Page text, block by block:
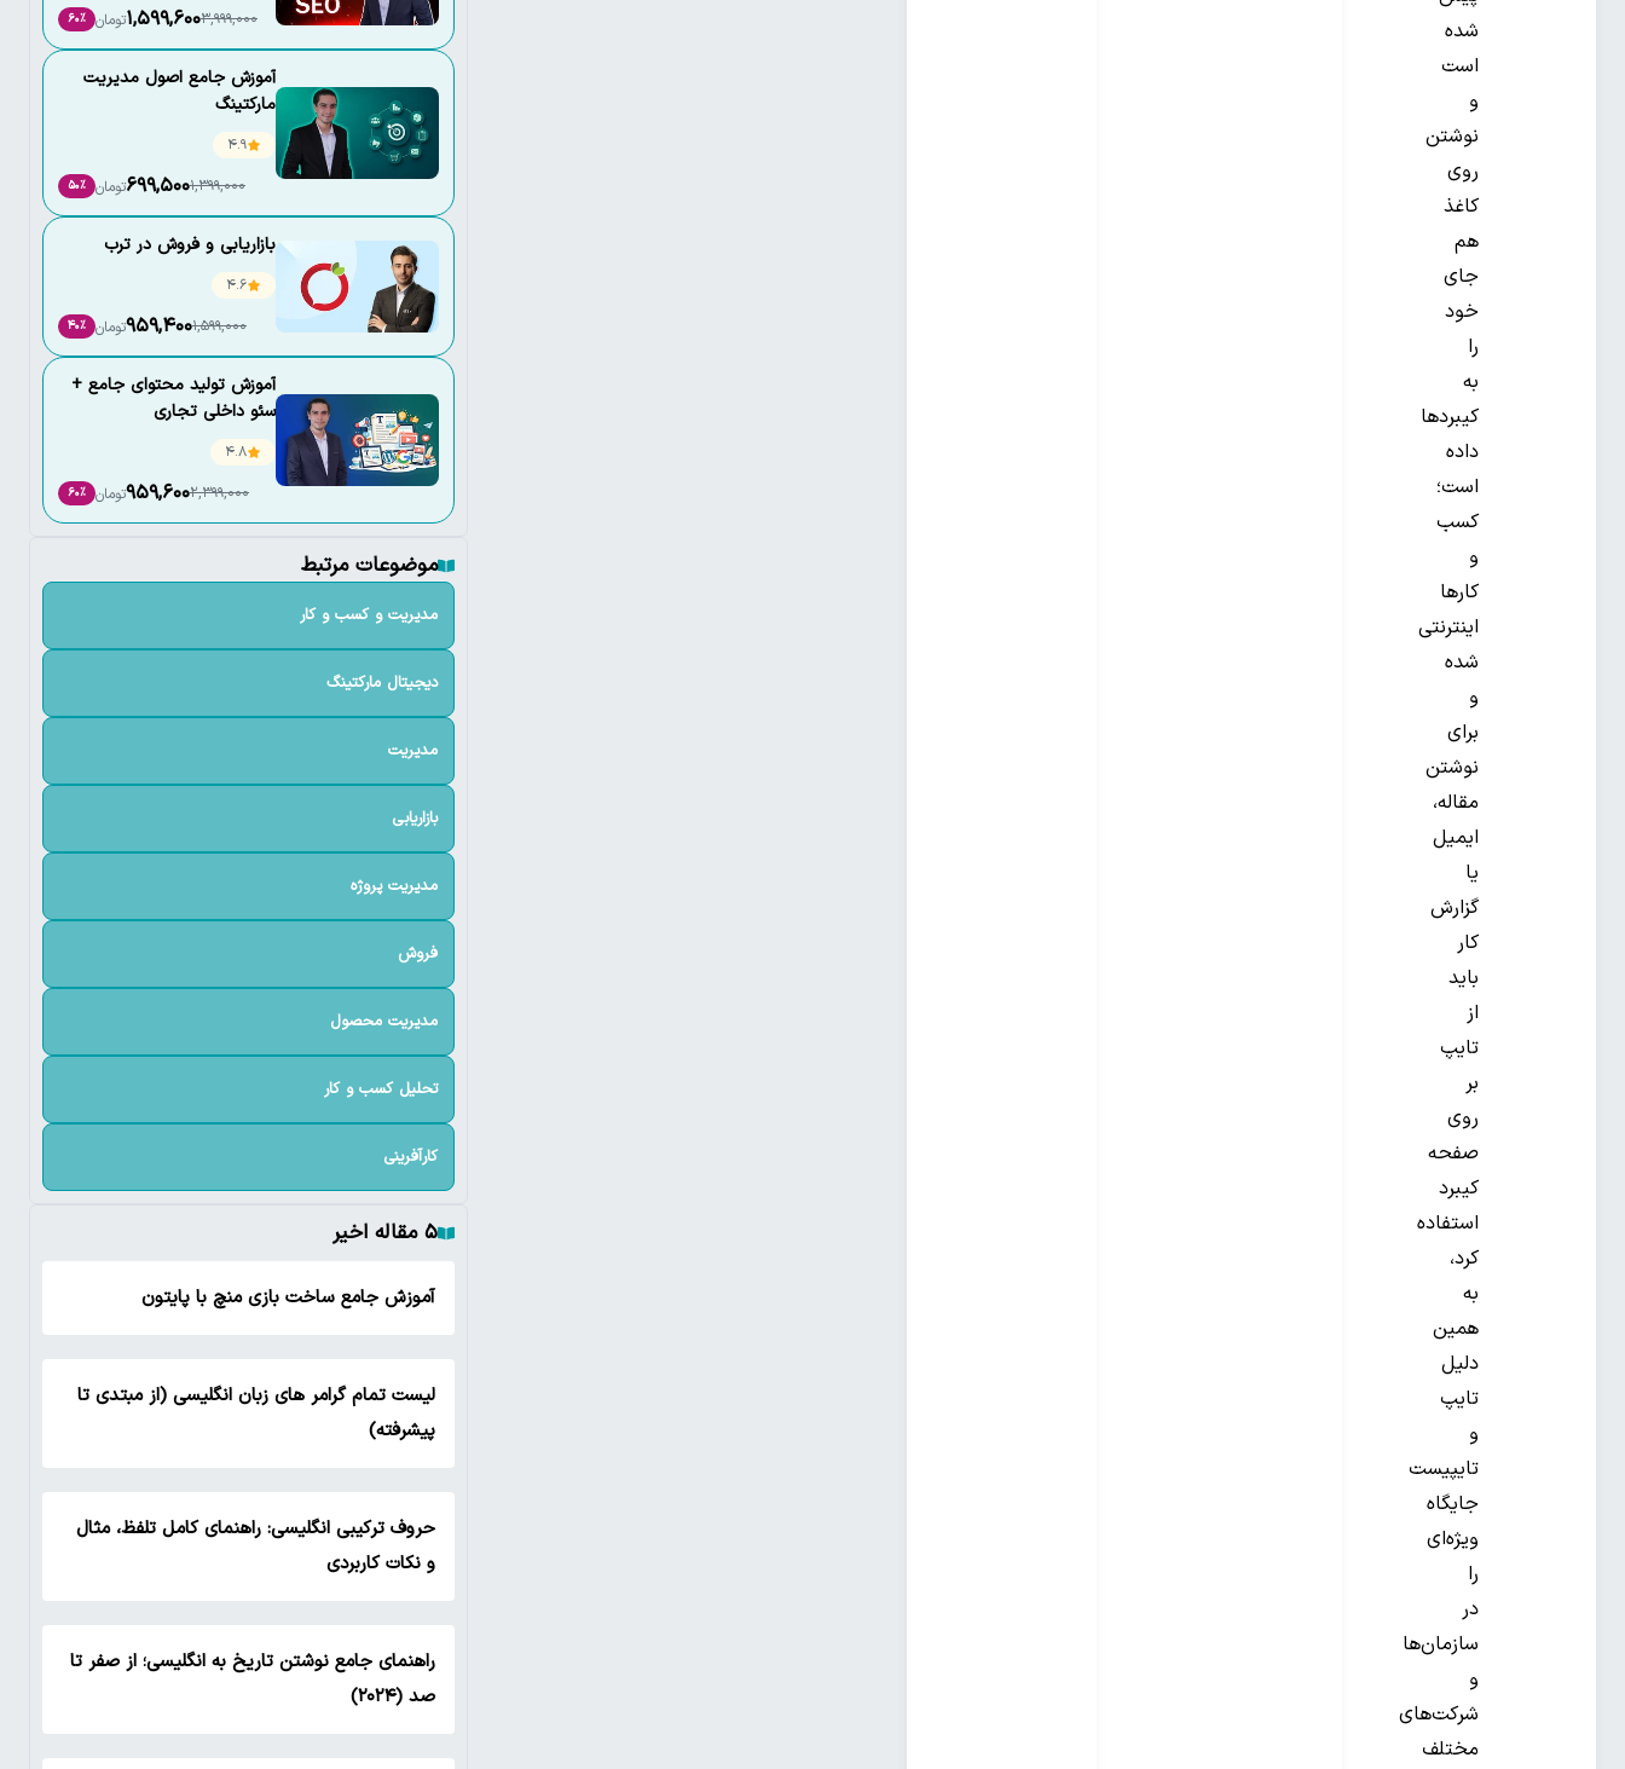
شده
است
و
نوشتن
روی
کاغذ
هم
جای
خود
را
به
کیبردها
داده
است؛
کسب
و
کارها
اینترنتی
شده
و
برای
نوشتن
مقاله،
ایمیل
یا
گزارش
کار
باید
از
تایپ
بر
روی
صفحه
کیبرد
استفاده
کرد،
به
همین
دلیل
تایپ
و
تایپیست
جایگاه
ویژه‌ای
را
در
سازمان‌ها
و
شرکت‌های
مختلف
3,999,000
1,599,600تومان 60٪
آموزش جامع اصول مدیریت
مارکتینگ
4.9
1,399,000
699,500تومان 50٪
بازاریابی و فروش در ترب
4.6
1,599,000
959,400تومان 40٪
آموزش تولید محتوای جامع +
سئو داخلی تجاری
4.8
2,399,000
959,600تومان 60٪
موضوعات مرتبط
مدیریت و کسب و کار
دیجیتال مارکتینگ
مدیریت
بازاریابی
مدیریت پروژه
فروش
مدیریت محصول
تحلیل کسب و کار
کارآفرینی
۵ مقاله اخیر
آموزش جامع ساخت بازی منچ با پایتون
لیست تمام گرامر های زبان انگلیسی (از مبتدی تا
پیشرفته)
حروف ترکیبی انگلیسی: راهنمای کامل تلفظ، مثال
و نکات کاربردی
راهنمای جامع نوشتن تاریخ به انگلیسی؛ از صفر تا
صد (۲۰۲۴)